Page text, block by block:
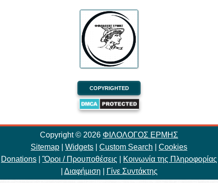
COPYRIGHTED
Copyright © 2026 ΦΙΛΟΛΟΓΟΣ ΕΡΜΗΣ
Sitemap
Widgets Custom Search
Cookies
Donations
Ὃροι / Προυποθέσεις
Κοινωνία της Πληροφορίας
Διαφήμιση Γίνε Συντάκτης